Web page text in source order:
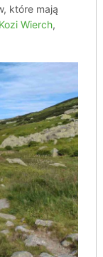
które mają
Kozi Wierch,